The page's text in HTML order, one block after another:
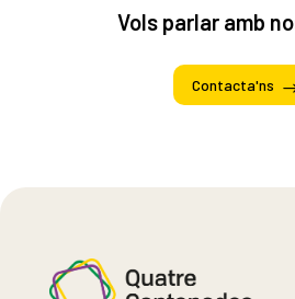
Vols parlar amb
Contacta'ns